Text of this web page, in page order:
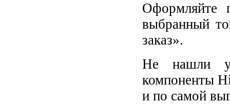
Оформляйте
выбранный
заказ».
Не нашли у
компоненты
и по самой